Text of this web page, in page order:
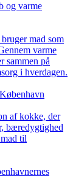
og varme
mad som
varme
sammen på
i hverdagen.
af kokke, der
bæredygtighed
til